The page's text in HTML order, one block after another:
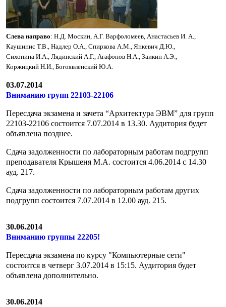
Cлева направо: Н.Д. Москин, А.Г. Варфоломеев, Анастасьев И. А.,
Каушинис Т.В., Надлер О.А., Спиркова А.М., Янкевич Д.Ю.,
Сихонина И.А., Лядинский А.Г., Агафонов Н.А., Заикин А.Э.,
Коржицкий Н.И., Богоявленский Ю.А.
03.07.2014
Вниманию групп 22103-22106
Пересдача экзамена и зачета “Архитектура ЭВМ” для групп
22103-22106 состоится 7.07.2014 в 13.30. Аудитория будет
объявлена позднее.
Сдача задолженности по лабораторным работам подгрупп
преподавателя Крышеня М.А. состоится 4.06.2014 с 14.30
ауд. 217.
Сдача задолженности по лабораторным работам других
подгрупп состоится 7.07.2014 в 12.00 ауд. 215.
30.06.2014
Вниманию группы 22205!
Пересдача экзамена по курсу "Компьютерные сети"
состоится в четверг 3.07.2014 в 15:15. Аудитория будет
объявлена дополнительно.
30.06.2014